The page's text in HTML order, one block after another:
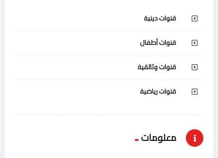
قنوات دينية
قنوات أطفال
قنوات وثائقية
قنوات رياضية
معلومات